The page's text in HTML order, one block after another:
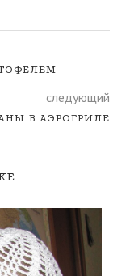
следующий
В АЭРОГРИЛЕ